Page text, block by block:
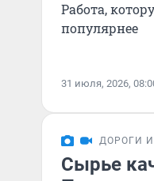
Работа,
популярнее
31 июля, 2026,
ДОРОГИ
Сырье